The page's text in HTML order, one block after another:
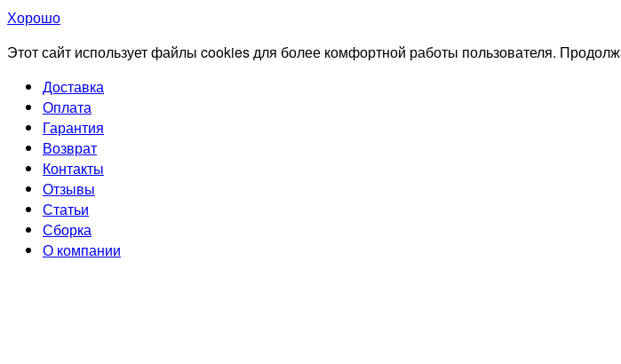
Хорошо
Этот сайт использует файлы cookies для более комфортной работы пользователя.
Доставка
Оплата
Гарантия
Возврат
Контакты
Отзывы
Статьи
Сборка
О компании